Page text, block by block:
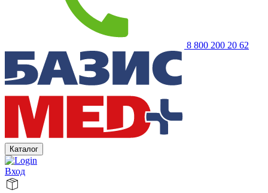
8 800 200 20 62
Каталог
Вход